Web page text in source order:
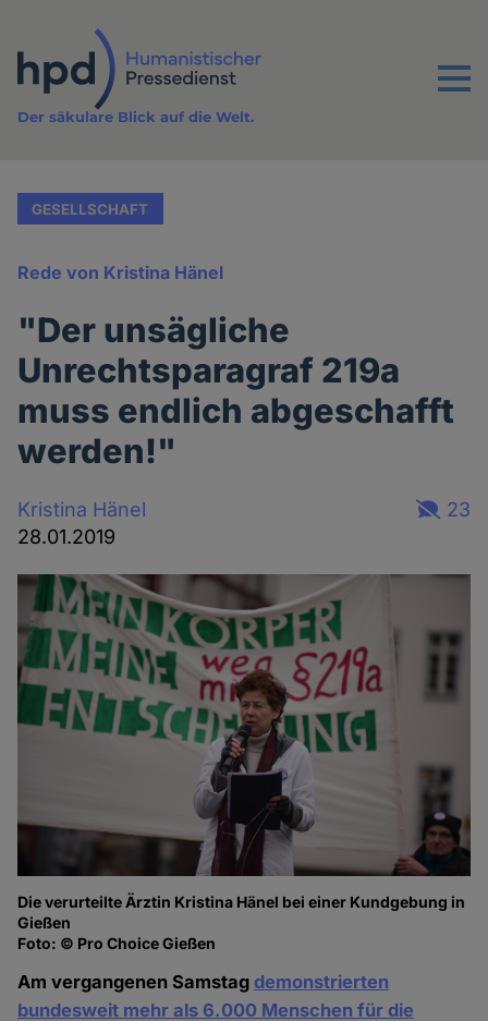
Inhalt
Menu
Der säkulare Blick auf die Welt.
GESELLSCHAFT
Rede von Kristina Hänel
"Der unsägliche
Unrechtsparagraf 219a
muss endlich abgeschafft
werden!"
Kristina Hänel
28.01.2019
23
Die verurteilte Ärztin Kristina Hänel bei einer Kundgebung in
Gießen
Foto: © Pro Choice Gießen
Am vergangenen Samstagdemonstrierten
bundesweit mehr als 6.000 Menschen für die